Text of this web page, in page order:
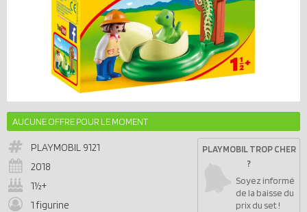
AUCUNE OFFRE POUR LE MOMENT
PLAYMOBIL 9121
2018
1½+
1 figurine
PLAYMOBIL TROP CHER
?
Soyez informé
de la baisse du
prix du set !